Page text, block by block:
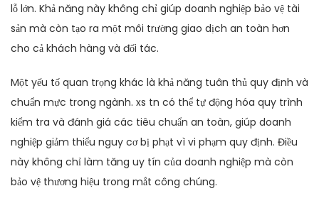
lỗ lớn. Khả năng này không chỉ giúp doanh nghiệp bảo vệ tài
sản mà còn tạo ra một môi trường giao dịch an toàn hơn
cho cả khách hàng và đối tác.
Một yếu tố quan trọng khác là khả năng tuân thủ quy định và
chuẩn mực trong ngành. xs tn có thể tự động hóa quy trình
kiểm tra và đánh giá các tiêu chuẩn an toàn, giúp doanh
nghiệp giảm thiểu nguy cơ bị phạt vì vi phạm quy định. Điều
này không chỉ làm tăng uy tín của doanh nghiệp mà còn
bảo vệ thương hiệu trong mắt công chúng.